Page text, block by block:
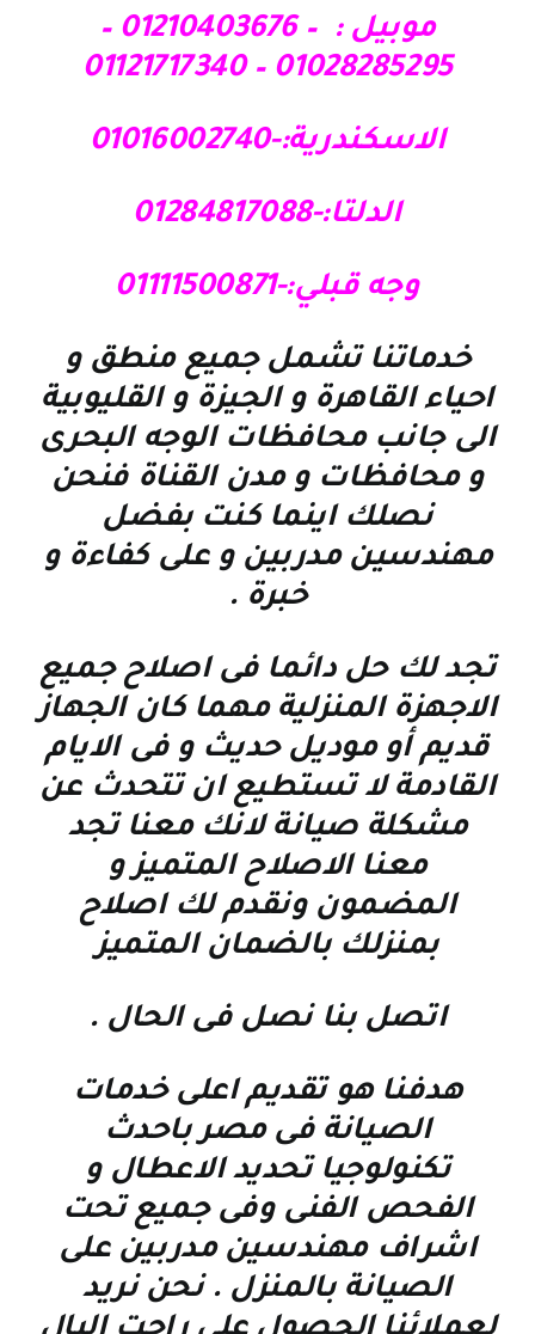
موبيل : – 01210403676 –
01028285295 – 01121717340
الاسكندرية:-01016002740
الدلتا:-01284817088
وجه قبلي:-01111500871
خدماتنا تشمل جميع منطق و
احياء القاهرة و الجيزة و القليوبية
الى جانب محافظات الوجه البحرى
و محافظات و مدن القناة فنحن
نصلك اينما كنت بفضل
مهندسين مدربين و على كفاءة و
خبرة .
تجد لك حل دائما فى اصلاح جميع
الاجهزة المنزلية مهما كان الجهاز
قديم أو موديل حديث و فى الايام
القادمة لا تستطيع ان تتحدث عن
مشكلة صيانة لانك معنا تجد
معنا الاصلاح المتميز و
المضمون ونقدم لك اصلاح
بمنزلك بالضمان المتميز
اتصل بنا نصل فى الحال .
هدفنا هو تقديم اعلى خدمات
الصيانة فى مصر باحدث
تكنولوجيا تحديد الاعطال و
الفحص الفنى وفى جميع تحت
اشراف مهندسين مدربين على
الصيانة بالمنزل . نحن نريد